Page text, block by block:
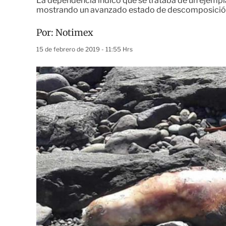
mostrando un avanzado estado de
Por: Notimex
15 de febrero de 2019 - 11:55 Hrs